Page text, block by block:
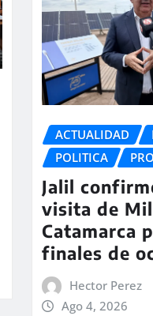
ACTUALIDAD
POLITICA
Jalil
visita de
Catamarca
finales de
Hector Perez
Ago 4, 2026